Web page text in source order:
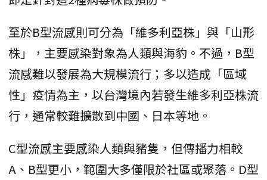
至於B型流感則可分為「維多利亞株」與「山形
株」，主要感染對象為人類與海豹。不過，B型
流感難以發展為大規模流行；多以造成「區域
性」疫情為主，以台灣境內若發生維多利亞株流
行，通常較難擴散到中國、日本等地。
C型流感主要感染人類與豬隻，但傳播力相較
A、B型更小，範圍大多僅限於社區或聚落。D型